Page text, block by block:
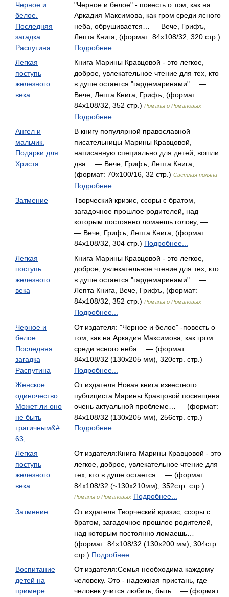
Черное и
белое.
Последняя
загадка
Распутина
"Черное и белое" - повесть о том, как на
Аркадия Максимова, как гром среди ясного
неба, обрушивается… — Вече, Грифъ,
Лепта Книга, (формат: 84x108/32, 320 стр.)
Подробнее...
Легкая
поступь
железного
века
Книга Марины Кравцовой - это легкое,
доброе, увлекательное чтение для тех, кто
в душе остается "гардемаринами"… —
Вече, Лепта Книга, Грифъ, (формат:
84x108/32, 352 стр.) Романы о Романовых
Подробнее...
Ангел и
мальчик.
Подарки для
Христа
В книгу популярной православной
писательницы Марины Кравцовой,
написанную специально для детей, вошли
два… — Вече, Грифъ, Лепта Книга,
(формат: 70x100/16, 32 стр.) Светлая поляна
Подробнее...
Затмение
Творческий кризис, ссоры с братом,
загадочное прошлое родителей, над
которым постоянно ломаешь голову, —…
— Вече, Грифъ, Лепта Книга, (формат:
84x108/32, 304 стр.) Подробнее...
Легкая
поступь
железного
века
Книга Марины Кравцовой - это легкое,
доброе, увлекательное чтение для тех, кто
в душе остается "гардемаринами"… —
Лепта Книга, Вече, Грифъ, (формат:
84x108/32, 352 стр.) Романы о Романовых
Подробнее...
Черное и
белое.
Последняя
загадка
Распутина
От издателя: "Черное и белое" -повесть о
том, как на Аркадия Максимова, как гром
среди ясного неба… — (формат:
84x108/32 (130х205 мм), 320стр. стр.)
Подробнее...
Женское
одиночество.
Может ли оно
не быть
трагичным&#
63;
От издателя:Новая книга известного
публициста Марины Кравцовой посвящена
очень актуальной проблеме… — (формат:
84x108/32 (130х205 мм), 256стр. стр.)
Подробнее...
Легкая
поступь
железного
века
От издателя:Книга Марины Кравцовой - это
легкое, доброе, увлекательное чтение для
тех, кто в душе остается… — (формат:
84x108/32 (~130x210мм), 352стр. стр.)
Романы о Романовых Подробнее...
Затмение
От издателя:Творческий кризис, ссоры с
братом, загадочное прошлое родителей,
над которым постоянно ломаешь… —
(формат: 84x108/32 (130х200 мм), 304стр.
стр.) Подробнее...
Воспитание
детей на
примере
От издателя:Семья необходима каждому
человеку. Это - надежная пристань, где
человек учится любить, быть… — (формат: